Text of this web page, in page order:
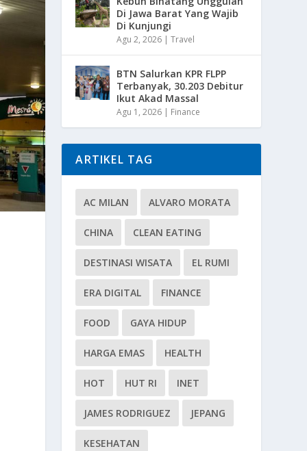
Di Jawa Barat Yang Wajib
Di Kunjungi
Agu 2, 2026 |Travel
BTN Salurkan KPR FLPP
Terbanyak, 30.203 Debitur
Ikut Akad Massal
Agu 1, 2026 | Finance
ARTIKEL TAG
AC MILAN ALVARO MORATA
CHINA CLEAN EATING
DESTINASI WISATA EL RUMI
ERA DIGITAL FINANCE
FOOD GAYA HIDUP
HARGA EMAS HEALTH
HOT HUT RI INET
JAMES RODRIGUEZ JEPANG
KESEHATAN